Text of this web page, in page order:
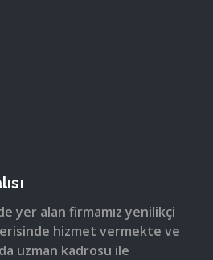
yer alan firmamız yenilikçi
hizmet vermekte ve
uzman kadrosu ile